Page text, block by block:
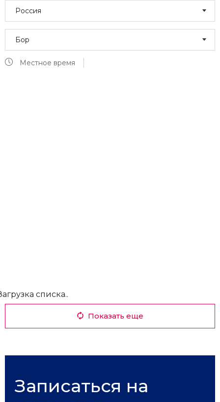
Россия
Бор
Местное время
списка..
Показать еще
Записаться на